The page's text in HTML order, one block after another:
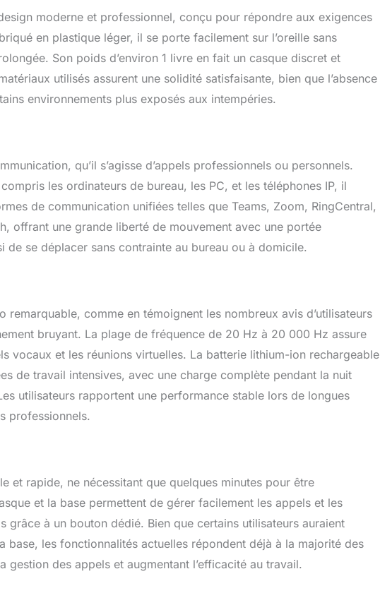
une productivité plus élevée et des coûts informatiques réduits
moderne et professionnel, conçu pour répondre aux exigences
en plastique léger, il se porte facilement sur l’oreille sans
Son poids d’environ 1 livre en fait un casque discret et
utilisés assurent une solidité satisfaisante, bien que l’absence
environnements plus exposés aux intempéries.
qu’il s’agisse d’appels professionnels ou personnels.
les ordinateurs de bureau, les PC, et les téléphones IP, il
de communication unifiées telles que Teams, Zoom, RingCentral,
offrant une grande liberté de mouvement avec une portée
de se déplacer sans contrainte au bureau ou à domicile.
comme en témoignent les nombreux avis d’utilisateurs
bruyant. La plage de fréquence de 20 Hz à 20 000 Hz assure
vocaux et les réunions virtuelles. La batterie lithium-ion rechargeable
de travail intensives, avec une charge complète pendant la nuit
utilisateurs rapportent une performance stable lors de longues
professionnels.
et rapide, ne nécessitant que quelques minutes pour être
et la base permettent de gérer facilement les appels et les
grâce à un bouton dédié. Bien que certains utilisateurs auraient
les fonctionnalités actuelles répondent déjà à la majorité des
des appels et augmentant l’efficacité au travail.